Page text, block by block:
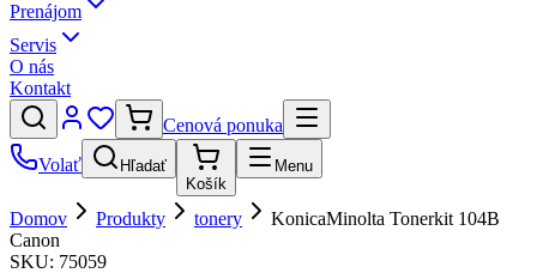
Prenájom
Servis
O nás
Kontakt
Cenová ponuka
Volať
Hľadať
Košík
Menu
Domov Produkty tonery
KonicaMinolta Tonerkit 104B
Canon
SKU: 75059